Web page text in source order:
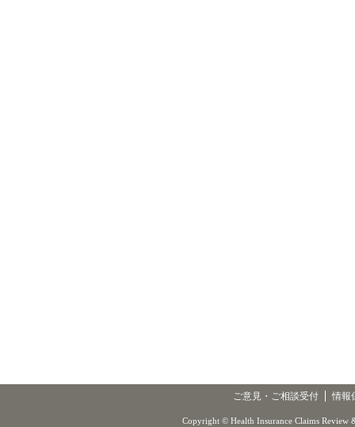
ご意見・ご相談受付 情報
Copyright © Health Insurance Claims Review